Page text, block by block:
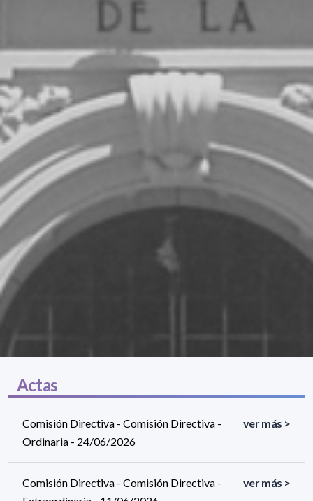
Actas
Comisión Directiva - Comisión Directiva -
Ordinaria - 24/06/2026
ver más >
Comisión Directiva - Comisión Directiva -
ver más >